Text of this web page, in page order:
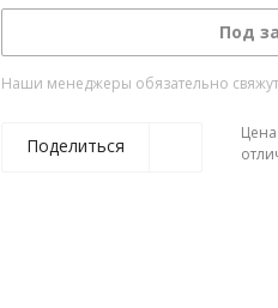
Под
Наши менеджеры обязательно
Поделиться